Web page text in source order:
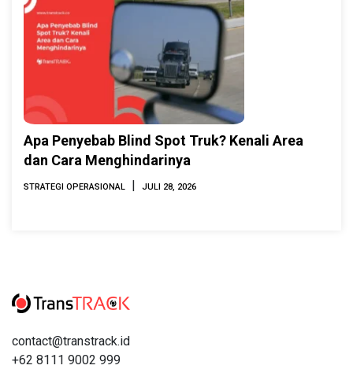
Apa Penyebab Blind Spot Truk? Kenali Area
dan Cara Menghindarinya
STRATEGI OPERASIONAL | JULI 28, 2026
contact@transtrack.id
+62 8111 9002 999